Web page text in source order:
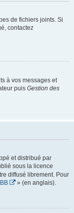
de fichiers joints. Si
contactez
à vos messages et
puis Gestion des
et distribué par
sous la licence
diffusé librement. Pour
» (en anglais).